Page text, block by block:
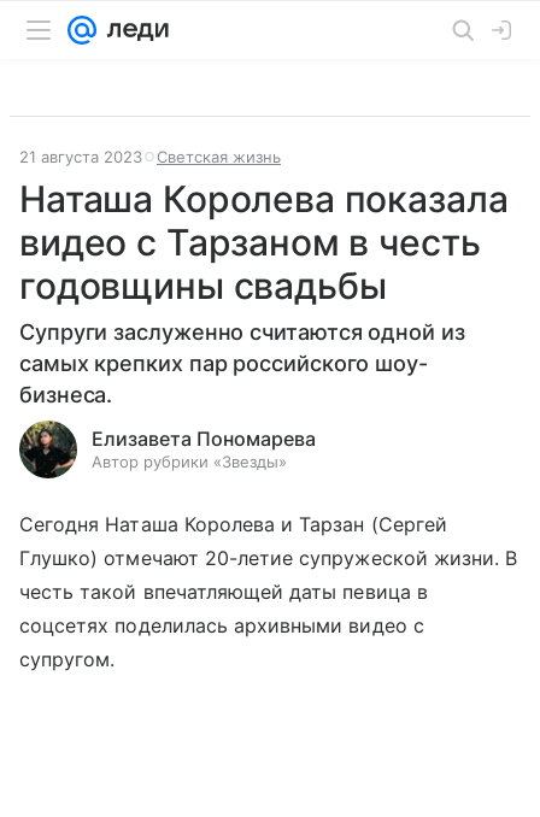
21 августа 2023 Светская жизнь
Наташа Королева показала
видео с Тарзаном в честь
годовщины свадьбы
Супруги заслуженно считаются одной из
самых крепких пар российского шоу-
бизнеса.
Елизавета Пономарева
Автор рубрики «Звезды»
Сегодня Наташа Королева и Тарзан (Сергей
Глушко) отмечают 20-летие супружеской жизни. В
честь такой впечатляющей даты певица в
соцсетях поделилась архивными видео с
супругом.